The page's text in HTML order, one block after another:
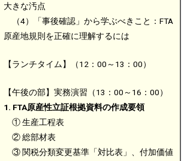
大きな汚点
（4）「事後確認」から学ぶべきこと：FTA
原産地規則を正確に理解するには
【ランチタイム】（12：00～13：00）
【午後の部】実務演習（13：00～16：00）
1. FTA原産性立証根拠資料の作成要領
① 生産工程表
② 総部材表
③ 関税分類変更基準「対比表」、付加価値